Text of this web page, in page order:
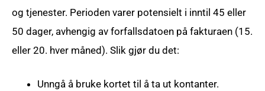
og tjenester. Perioden varer potensielt i inntil 45 eller
50 dager, avhengig av forfallsdatoen på fakturaen (15.
eller 20. hver måned). Slik gjør du det:
Unngå å bruke kortet til å ta ut kontanter.